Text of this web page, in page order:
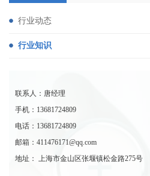
行业动态
行业知识
联系人：唐经理
手机：13681724809
电话：13681724809
邮箱：411476171@qq.com
地址： 上海市金山区张堰镇松金路275号